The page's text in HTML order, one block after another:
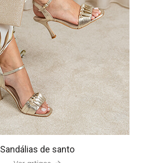
Sandálias de santo